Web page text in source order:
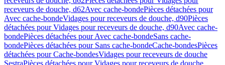
receveurs de douche, d62Avec cache-bondePièces détachées pour
Avec cache-bondeVidages pour receveurs de douche, d90Pièces
détachées pour Vidages pour receveurs de douche, d90Avec cache-
bondePièces détachées pour Avec cache-bondeSans cache-
bondePièces détachées pour Sans cache-bondeCache-bondesPièces
détachées pour Cache-bondesVidages pour receveurs de douche
SestraPièces détachées pour Vidages pour receveurs de douche